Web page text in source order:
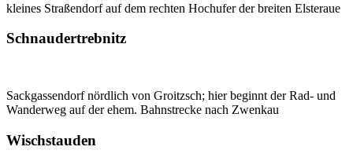
kleines Straßendorf auf dem rechten Hochufer der breiten Elsteraue
Schnaudertrebnitz
Sackgassendorf nördlich von Groitzsch; hier beginnt der Rad- und
Wanderweg auf der ehem. Bahnstrecke nach Zwenkau
Wischstauden